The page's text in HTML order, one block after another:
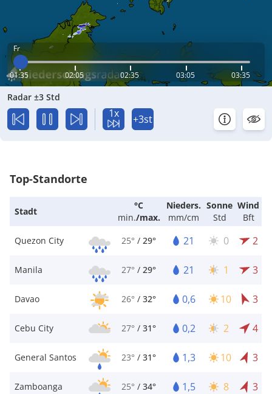
Fr
01:35 02:05 02:35 03:05 03:35
Radar ±3 Std
1x +3st
Top-Standorte
Stadt
°C
min./max.
Nieders.
mm/cm
Sonne
Std
Wind
Bft
Quezon City
25° / 29° 21 0 2
Manila 27° / 29° 21 1 3
Davao 26° / 32° 0,6 10 3
Cebu City 27° / 31° 0,2 2 4
General Santos 23° / 31° 1,3 10 3
Zamboanga 25° / 34° 1,5 8 3